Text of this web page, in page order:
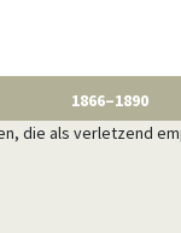
1866–1890
die als verletzend